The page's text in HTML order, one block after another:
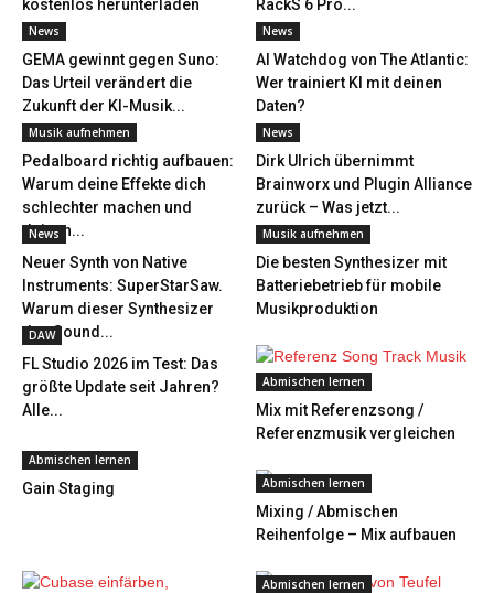
kostenlos herunterladen
RackS 6 Pro...
News
GEMA gewinnt gegen Suno:
Das Urteil verändert die
Zukunft der KI-Musik...
News
AI Watchdog von The Atlantic:
Wer trainiert KI mit deinen
Daten?
Musik aufnehmen
Pedalboard richtig aufbauen:
Warum deine Effekte dich
schlechter machen und
deinen...
News
Dirk Ulrich übernimmt
Brainworx und Plugin Alliance
zurück – Was jetzt...
News
Neuer Synth von Native
Instruments: SuperStarSaw.
Warum dieser Synthesizer
den Sound...
Musik aufnehmen
Die besten Synthesizer mit
Batteriebetrieb für mobile
Musikproduktion
DAW
FL Studio 2026 im Test: Das
größte Update seit Jahren?
Alle...
Abmischen lernen
Mix mit Referenzsong /
Referenzmusik vergleichen
Abmischen lernen
Gain Staging Abmischen lernen
Mixing / Abmischen
Reihenfolge – Mix aufbauen
Abmischen lernen